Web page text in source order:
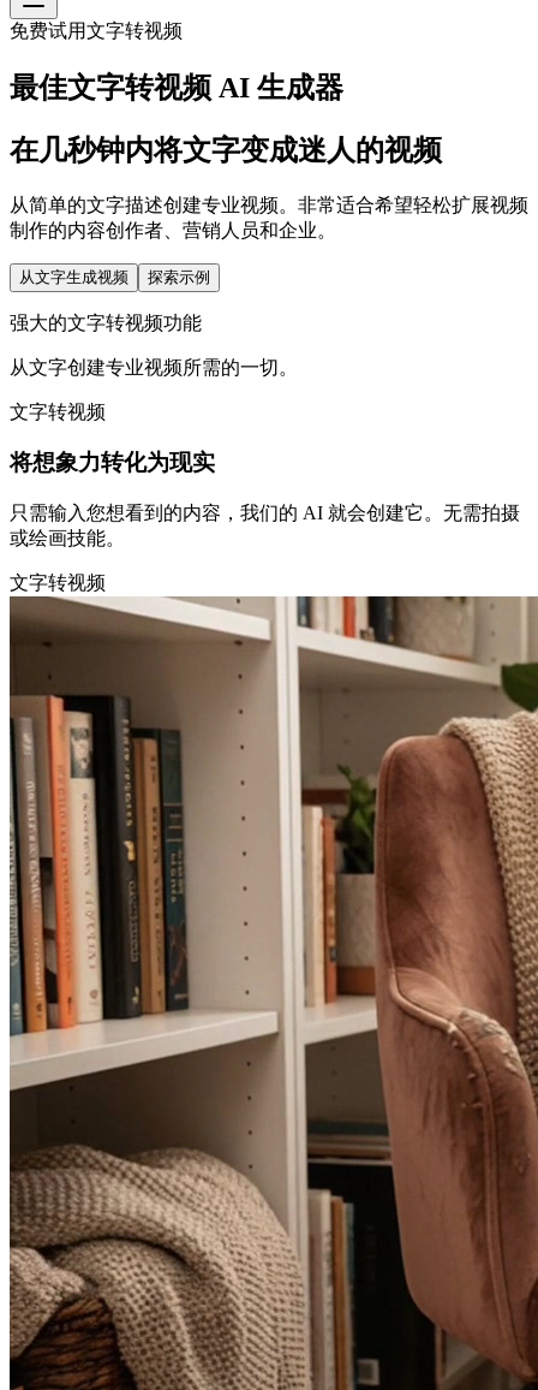
免费试用文字转视频
最佳文字转视频 AI 生成器
在几秒钟内将文字变成迷人的视频
从简单的文字描述创建专业视频。非常适合希望轻松扩展视频
制作的内容创作者、营销人员和企业。
从文字生成视频 探索示例
强大的文字转视频功能
从文字创建专业视频所需的一切。
文字转视频
将想象力转化为现实
只需输入您想看到的内容，我们的 AI 就会创建它。无需拍摄
或绘画技能。
文字转视频